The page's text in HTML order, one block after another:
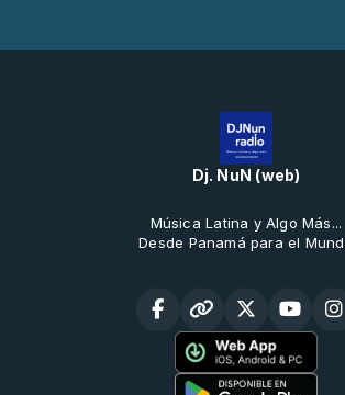
Dj. NuN (web)
Música Latina y Algo Más...
Desde Panamá para el